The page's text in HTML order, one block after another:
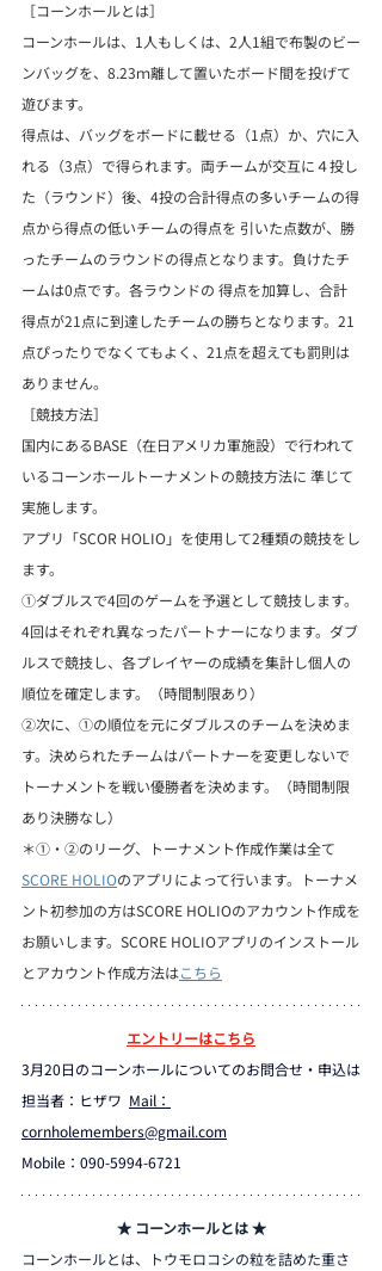
［コーンホールとは］
コーンホールは、1人もしくは、2人1組で布製のビー
ンバッグを、8.23ｍ離して置いたボード間を投げて
遊びます。
得点は、バッグをボードに載せる（1点）か、穴に入
れる（3点）で得られます。両チームが交互に４投し
た（ラウンド）後、4投の合計得点の多いチームの得
点から得点の低いチームの得点を 引いた点数が、勝
ったチームのラウンドの得点となります。負けたチ
ームは0点です。各ラウンドの 得点を加算し、合計
得点が21点に到達したチームの勝ちとなります。21
点ぴったりでなくてもよく、21点を超えても罰則は
ありません。
［競技方法］
国内にあるBASE（在日アメリカ軍施設）で行われて
いるコーンホールトーナメントの競技方法に 準じて
実施します。
アプリ「SCOR HOLIO」を使用して2種類の競技をし
ます。
①ダブルスで4回のゲームを予選として競技します。
4回はそれぞれ異なったパートナーになります。ダブ
ルスで競技し、各プレイヤーの成績を集計し個人の
順位を確定します。（時間制限あり）
②次に、①の順位を元にダブルスのチームを決めま
す。決められたチームはパートナーを変更しないで
トーナメントを戦い優勝者を決めます。（時間制限
あり決勝なし）
＊①・②のリーグ、トーナメント作成作業は全て
SCORE HOLIOのアプリによって行います。トーナメ
ント初参加の方はSCORE HOLIOのアカウント作成を
お願いします。SCORE HOLIOアプリのインストール
とアカウント作成方法はこちら
エントリーはこちら
3月20日のコーンホールについてのお問合せ・申込は
担当者：ヒザワ Mail：
cornholemembers@gmail.com
Mobile：090-5994-6721
★ コーンホールとは ★
コーンホールとは、トウモロコシの粒を詰めた重さ